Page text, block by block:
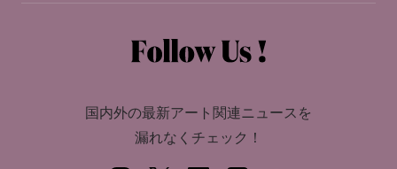
国内外の最新アート関連ニュースを
漏れなくチェック！